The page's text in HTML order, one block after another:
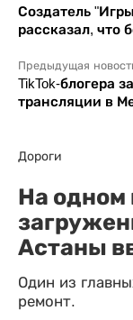
Создатель
рассказал, что
Предыдущая
TikTok-блогера
трансляции в
Дороги
На одном
Астаны
Один из
ремонт.